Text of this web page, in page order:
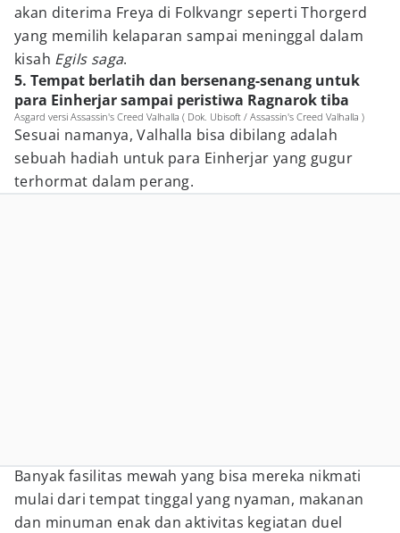
akan diterima Freya di Folkvangr seperti Thorgerd
yang memilih kelaparan sampai meninggal dalam
kisah Egils saga.
5. Tempat berlatih dan bersenang-senang untuk
para Einherjar sampai peristiwa Ragnarok tiba
Asgard versi Assassin's Creed Valhalla ( Dok. Ubisoft / Assassin's Creed Valhalla )
Sesuai namanya, Valhalla bisa dibilang adalah
sebuah hadiah untuk para Einherjar yang gugur
terhormat dalam perang.
Banyak fasilitas mewah yang bisa mereka nikmati
mulai dari tempat tinggal yang nyaman, makanan
dan minuman enak dan aktivitas kegiatan duel